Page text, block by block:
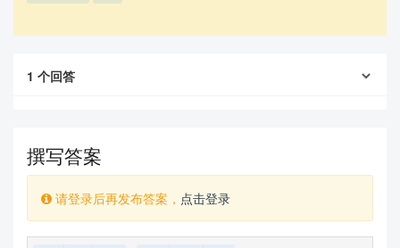
1 个回答
撰写答案
请登录后再发布答案， 点击登录